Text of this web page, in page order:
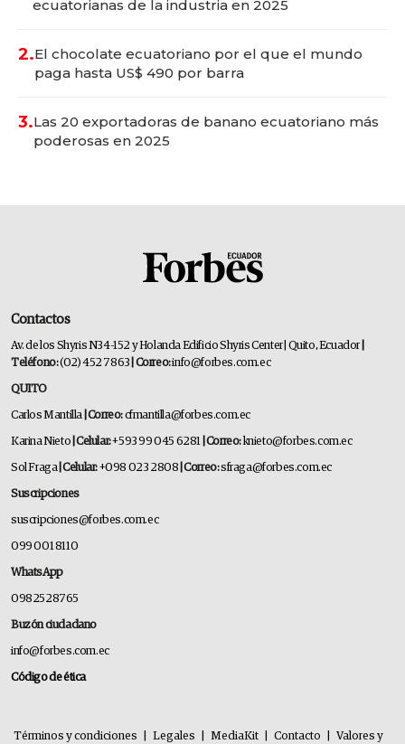
ecuatorianas de la industria en 2025
2.El chocolate ecuatoriano por el que el mundo
paga hasta US$ 490 por barra
3.Las 20 exportadoras de banano ecuatoriano más
poderosas en 2025
Contactos
Av. de los Shyris N34-152 y Holanda Edificio Shyris Center | Quito, Ecuador
Teléfono:(02) 452 7863 | Correo:info@forbes.com.ec
QUITO
Carlos Mantilla | Correo:cfmantilla@forbes.com.ec
Karina Nieto | Celular:+593 99 045 6281 | Correo: knieto@forbes.com.ec
Sol Fraga | Celular:+098 023 2808 | Correo:sfraga@forbes.com.ec
Suscripciones
suscripciones@forbes.com.ec
099 001 8110
WhatsApp
0982528765
Buzón ciudadano
info@forbes.com.ec
Código de ética
Términos y condiciones Legales MediaKit Contacto Valores y